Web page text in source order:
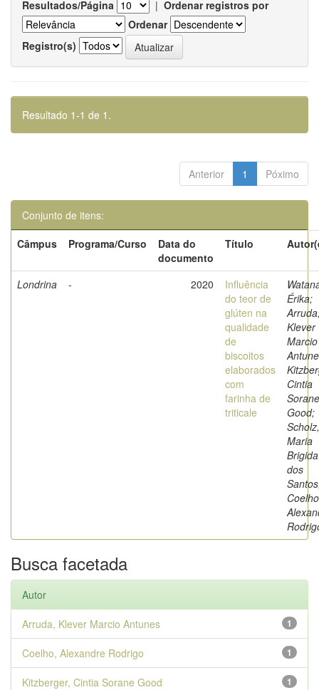
Resultados/Página | Ordenar registros por
Ordenar
Registro(s)
Resultado 1-1 de 1.
Anterior 1 Póximo
Conjunto de itens:
Câmpus
Programa/Curso
Data do
documento
Título
Londrina - 2020
Influência
do teor de
glúten na
qualidade
de
biscoitos
elaborados
com
farinha de
triticale
Érika;
Klever
Marcio
Cintia
Sorane
Good;
Scholz,
Maria
Brigida
dos
Busca facetada
Autor
1
Arruda, Klever Marcio Antunes
1
Coelho, Alexandre Rodrigo
1
Kitzberger, Cintia Sorane Good